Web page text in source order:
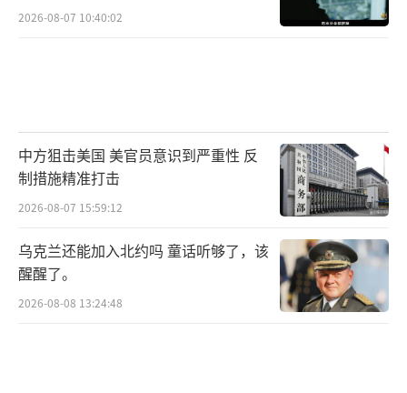
2026-08-07 10:40:02
中方狙击美国 美官员意识到严重性 反
制措施精准打击
2026-08-07 15:59:12
乌克兰还能加入北约吗 童话听够了，该
醒醒了。
2026-08-08 13:24:48